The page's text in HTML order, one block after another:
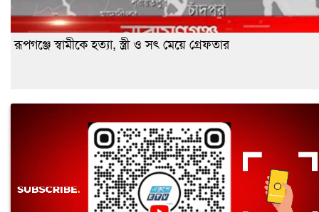
রূপগঞ্জে স্বামীকে হত্যা, স্ত্রী ও সৎ মেয়ে গ্রেফতার